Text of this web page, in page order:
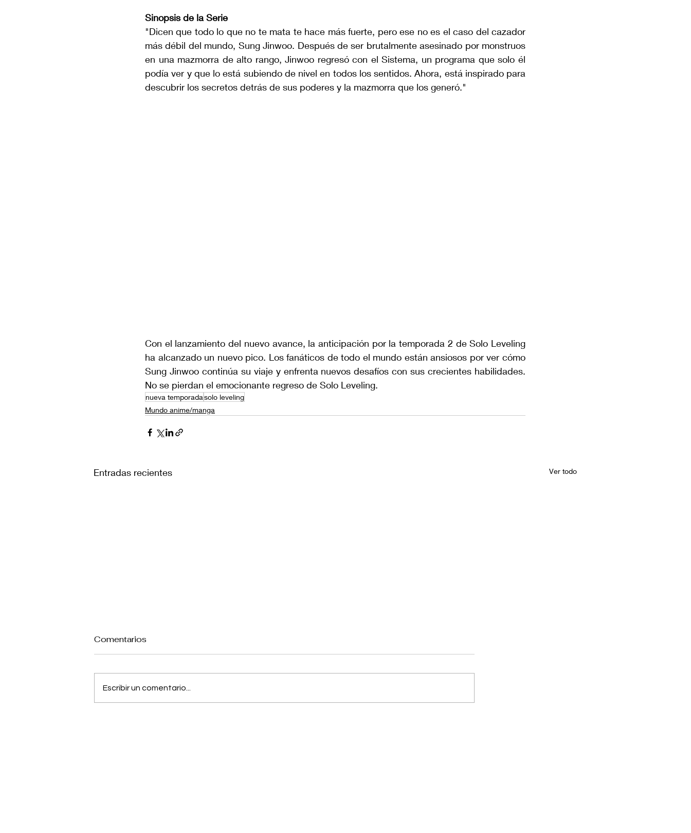
Sinopsis de la Serie
"Dicen que todo lo que no te mata te hace más fuerte, pero ese no es el caso del cazador
más débil del mundo, Sung Jinwoo. Después de ser brutalmente asesinado por monstruos
en una mazmorra de alto rango, Jinwoo regresó con el Sistema, un programa que solo él
podía ver y que lo está subiendo de nivel en todos los sentidos. Ahora, está inspirado para
descubrir los secretos detrás de sus poderes y la mazmorra que los generó."
Con el lanzamiento del nuevo avance, la anticipación por la temporada 2 de Solo Leveling
ha alcanzado un nuevo pico. Los fanáticos de todo el mundo están ansiosos por ver cómo
Sung Jinwoo continúa su viaje y enfrenta nuevos desafíos con sus crecientes habilidades.
No se pierdan el emocionante regreso de Solo Leveling.
nueva temporadasolo leveling
Mundo anime/manga
Entradas recientes Ver todo
Comentarios
Escribir un comentario...